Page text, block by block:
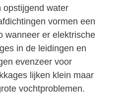
opstijgend water
vormen een
wanneer er elektrische
in de leidingen en
evenzeer voor
lijken klein maar
vochtproblemen.